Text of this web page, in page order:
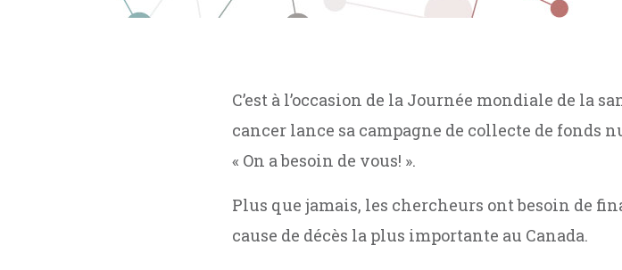
C’est à l’occasion de la Journée mondiale de la
cancer lance sa campagne de collecte de fonds
« On a besoin de vous! ».
Plus que jamais, les chercheurs ont besoin de
cause de décès la plus importante au Canada.